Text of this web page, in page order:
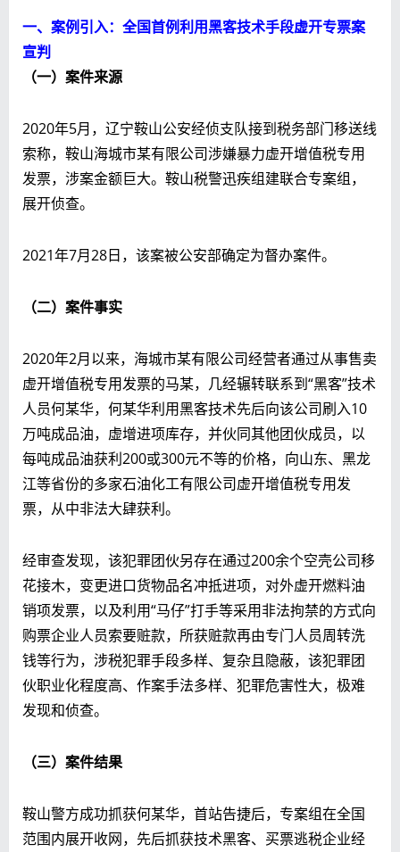
一、案例引入：全国首例利用黑客技术手段虚开专票案
宣判
（一）案件来源
2020年5月，辽宁鞍山公安经侦支队接到税务部门移送线
索称，鞍山海城市某有限公司涉嫌暴力虚开增值税专用
发票，涉案金额巨大。鞍山税警迅疾组建联合专案组，
展开侦查。
2021年7月28日，该案被公安部确定为督办案件。
（二）案件事实
2020年2月以来，海城市某有限公司经营者通过从事售卖
虚开增值税专用发票的马某，几经辗转联系到“黑客”技术
人员何某华，何某华利用黑客技术先后向该公司刷入10
万吨成品油，虚增进项库存，并伙同其他团伙成员，以
每吨成品油获利200或300元不等的价格，向山东、黑龙
江等省份的多家石油化工有限公司虚开增值税专用发
票，从中非法大肆获利。
经审查发现，该犯罪团伙另存在通过200余个空壳公司移
花接木，变更进口货物品名冲抵进项，对外虚开燃料油
销项发票，以及利用“马仔”打手等采用非法拘禁的方式向
购票企业人员索要赃款，所获赃款再由专门人员周转洗
钱等行为，涉税犯罪手段多样、复杂且隐蔽，该犯罪团
伙职业化程度高、作案手法多样、犯罪危害性大，极难
发现和侦查。
（三）案件结果
鞍山警方成功抓获何某华，首站告捷后，专案组在全国
范围内展开收网，先后抓获技术黑客、买票逃税企业经